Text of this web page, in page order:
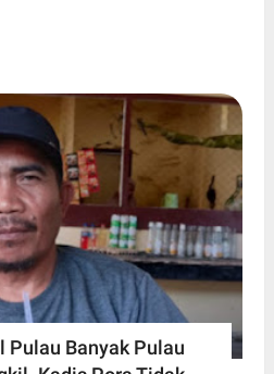
Pulau Banyak Pulau